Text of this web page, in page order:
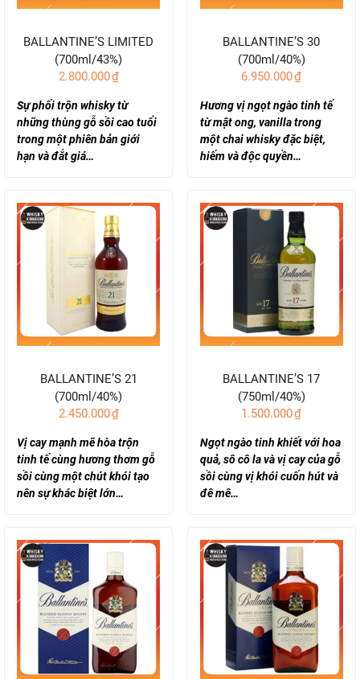
BALLANTINE’S LIMITED
(700ml/43%)
2.800.000₫
Sự phối trộn whisky từ
những thùng gỗ sồi cao tuổi
trong một phiên bản giới
hạn và đắt giá…
BALLANTINE’S 30
(700ml/40%)
6.950.000₫
Hương vị ngọt ngào tinh tế
từ mật ong, vanilla trong
một chai whisky đặc biệt,
hiếm và độc quyền…
BALLANTINE’S 21
(700ml/40%)
2.450.000₫
Vị cay mạnh mẽ hòa trộn
tinh tế cùng hương thơm gỗ
sồi cùng một chút khói tạo
nên sự khác biệt lớn…
BALLANTINE’S 17
(750ml/40%)
1.500.000₫
Ngọt ngào tinh khiết với hoa
quả, sô cô la và vị cay của gỗ
sồi cùng vị khói cuốn hút và
đê mê…